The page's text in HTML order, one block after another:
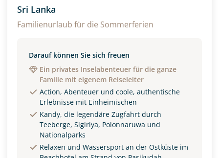
Sri Lanka
Familienurlaub für die Sommerferien
Darauf können Sie sich freuen
Ein privates Inselabenteuer für die ganze
Familie mit eigenem Reiseleiter
Action, Abenteuer und coole, authentische
Erlebnisse mit Einheimischen
Kandy, die legendäre Zugfahrt durch
Teeberge, Sigiriya, Polonnaruwa und
Nationalparks
Relaxen und Wassersport an der Ostküste im
Alter
Unterkunft
EZ Familienzimmer
Reisebeginn
Option 2